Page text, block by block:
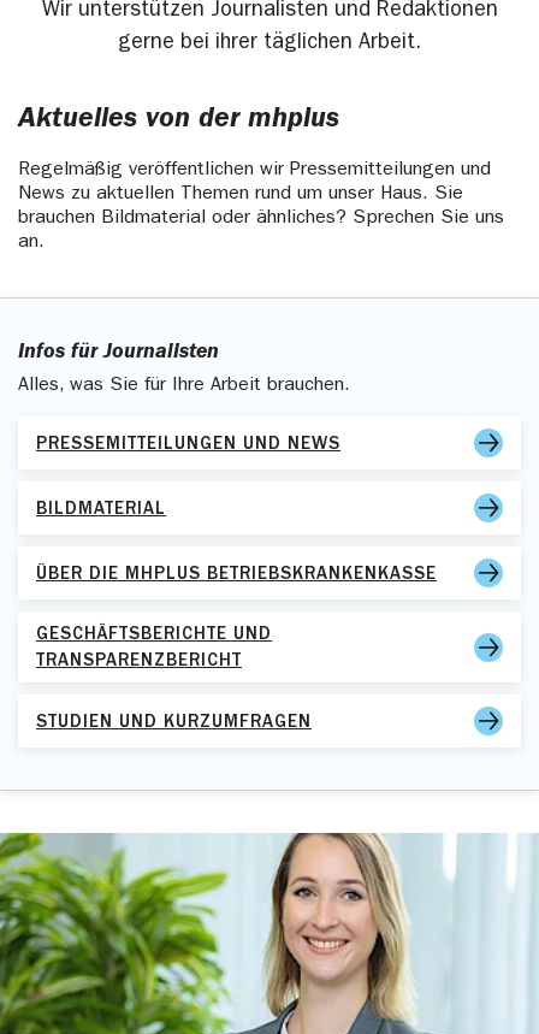
Wir unterstützen Journalisten und Redaktionen
gerne bei ihrer täglichen Arbeit.
Aktuelles von der mhplus
Regelmäßig veröffentlichen wir Pressemitteilungen und
News zu aktuellen Themen rund um unser Haus. Sie
brauchen Bildmaterial oder ähnliches? Sprechen Sie uns
an.
Infos für Journalisten
Alles, was Sie für Ihre Arbeit brauchen.
PRESSEMITTEILUNGEN UND NEWS
BILDMATERIAL
ÜBER DIE MHPLUS BETRIEBSKRANKENKASSE
GESCHÄFTSBERICHTE UND
TRANSPARENZBERICHT
STUDIEN UND KURZUMFRAGEN